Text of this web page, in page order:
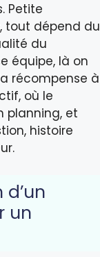
Petite
tout dépend du
du
équipe, là on
récompense à
où le
planning, et
histoire
un